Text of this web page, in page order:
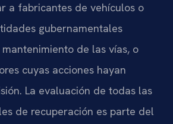
a fabricantes de vehículos o
gubernamentales
de las vías, o
cuyas acciones hayan
La evaluación de todas las
de recuperación es parte del